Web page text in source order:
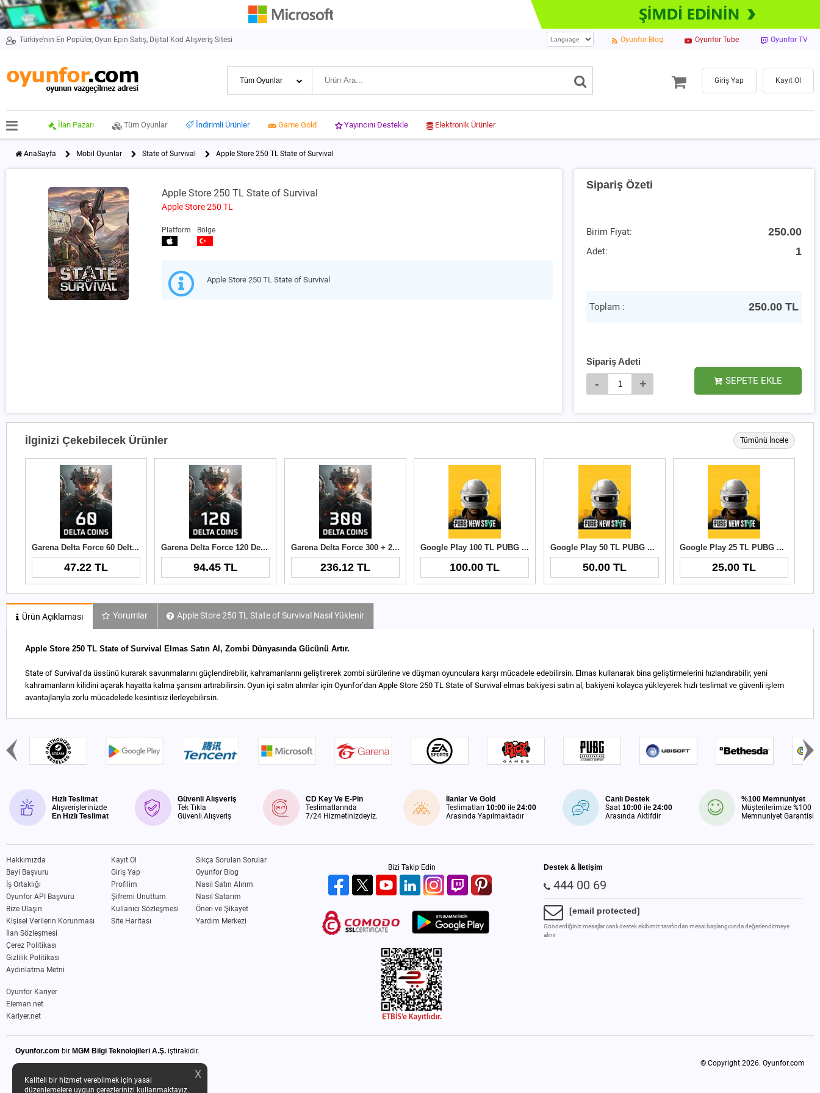
X
Kaliteli bir hizmet verebilmek için yasal
düzenlemelere uygun çerezlerinizi kullanmaktayız.
Türkiye'nin En Popüler, Oyun Epin Satış, Dijital Kod Alışveriş Sitesi Oyunfor Blog Oyunfor Tube Oyunfor TV
Giriş Yap Kayıt Ol
İlan Pazarı Tüm Oyunlar İndirimli Ürünler Game Gold Yayıncını Destekle Elektronik Ürünler
AnaSayfa Mobil Oyunlar State of Survival Apple Store 250 TL State of Survival
Apple Store 250 TL State of Survival
Apple Store 250 TL
Platform Bölge
Apple Store 250 TL State of Survival
Sipariş Özeti
Birim Fiyat: 250.00
Adet: 1
Toplam : 250.00 TL
Sipariş Adeti
- + SEPETE EKLE
İlginizi Çekebilecek Ürünler Tümünü İncele
Garena Delta Force 60 Delta Coins TR
47.22 TL
Garena Delta Force 120 Delta Coins TR
94.45 TL
Garena Delta Force 300 + 21 Delta Coins TR
236.12 TL
Google Play 100 TL PUBG New State NC
100.00 TL
Google Play 50 TL PUBG New State NC
50.00 TL
Google Play 25 TL PUBG New State NC
25.00 TL
Ürün Açıklaması Yorumlar Apple Store 250 TL State of Survival Nasıl Yüklenir
Apple Store 250 TL State of Survival Elmas Satın Al, Zombi Dünyasında Gücünü Artır.
State of Survival’da üssünü kurarak savunmalarını güçlendirebilir, kahramanlarını geliştirerek zombi sürülerine ve düşman oyunculara karşı mücadele edebilirsin. Elmas kullanarak bina geliştirmelerini hızlandırabilir, yeni
kahramanların kilidini açarak hayatta kalma şansını artırabilirsin. Oyun içi satın alımlar için Oyunfor’dan Apple Store 250 TL State of Survival elmas bakiyesi satın al, bakiyeni kolayca yükleyerek hızlı teslimat ve güvenli işlem
avantajlarıyla zorlu mücadelede kesintisiz ilerleyebilirsin.
Hızlı Teslimat
Alışverişlerinizde
En Hızlı Teslimat
Güvenli Alışveriş
Tek Tıkla
Güvenli Alışveriş
CD Key Ve E-Pin
Teslimatlarında
7/24 Hizmetinizdeyiz.
İlanlar Ve Gold
Teslimatları10:00 ile24:00
Arasında Yapılmaktadır
Canlı Destek
Saat10:00 ile24:00
Arasında Aktifdir
%100 Memnuniyet
Müşterilerimize %100
Memnuniyet Garantisi
Hakkımızda
Bayi Başvuru
İş Ortaklığı
Oyunfor API Başvuru
Bize Ulaşın
Kişisel Verilerin Korunması
İlan Sözleşmesi
Çerez Politikası
Gizlilik Politikası
Aydınlatma Metni
Kayıt Ol
Giriş Yap
Profilim
Şifremi Unuttum
Kullanıcı Sözleşmesi
Site Haritası
Sıkça Sorulan Sorular
Oyunfor Blog
Nasıl Satın Alırım
Nasıl Satarım
Öneri ve Şikayet
Yardım Merkezi
Oyunfor Kariyer
Eleman.net
Kariyer.net
Bizi Takip Edin Destek & İletişim
444 00 69
[email protected]
Gönderdiğiniz mesajlar canlı destek ekibimiz tarafından mesai başlangıcında değerlendirmeye
alınır
Oyunfor.com bir MGM Bilgi Teknolojileri A.Ş. iştirakidir.
© Copyright 2026. Oyunfor.com